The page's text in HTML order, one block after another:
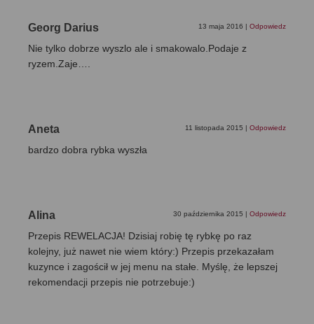
Georg Darius 13 maja 2016 | Odpowiedz
Nie tylko dobrze wyszlo ale i smakowalo.Podaje z
ryzem.Zaje….
Aneta 11 listopada 2015 | Odpowiedz
bardzo dobra rybka wyszła
Alina 30 października 2015 | Odpowiedz
Przepis REWELACJA! Dzisiaj robię tę rybkę po raz
kolejny, już nawet nie wiem który:) Przepis przekazałam
kuzynce i zagościł w jej menu na stałe. Myślę, że lepszej
rekomendacji przepis nie potrzebuje:)